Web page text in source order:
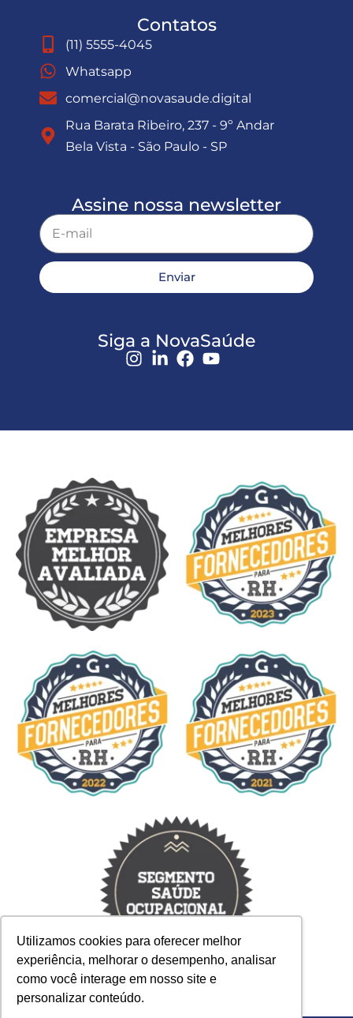
Utilizamos cookies para oferecer melhor
experiência, melhorar o desempenho, analisar
como você interage em nosso site e
personalizar conteúdo.
Contatos
(11) 5555-4045
Whatsapp
comercial@novasaude.digital
Rua Barata Ribeiro, 237 - 9º Andar
Bela Vista - São Paulo - SP
Assine nossa newsletter
Enviar
Siga a NovaSaúde